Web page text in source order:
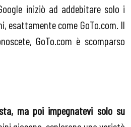
iniziò ad addebitare solo i
esattamente come GoTo.com. Il
GoTo.com è scomparso
ma poi impegnatevi solo su